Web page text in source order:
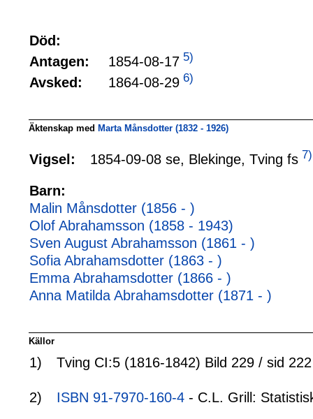
Död:
Antagen:
1854-08-17 5)
Avsked: 1864-08-29 6)
Äktenskap med Marta Månsdotter (1832 - 1926)
Vigsel: 1854-09-08 se, Blekinge, Tving fs 7)
Barn:
Malin Månsdotter (1856 - )
Olof Abrahamsson (1858 - 1943)
Sven August Abrahamsson (1861 - )
Sofia Abrahamsdotter (1863 - )
Emma Abrahamsdotter (1866 - )
Anna Matilda Abrahamsdotter (1871 - )
Källor
1) Tving CI:5 (1816-1842) Bild 229 / sid 222
2) ISBN 91-7970-160-4 - C.L. Grill: